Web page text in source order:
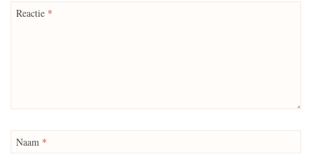
Reactie *
Naam *